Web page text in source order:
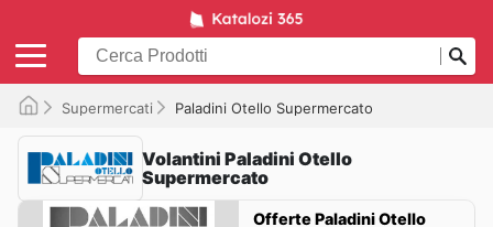
Supermercati Paladini Otello Supermercato
Volantini Paladini Otello
Supermercato
Offerte Paladini Otello